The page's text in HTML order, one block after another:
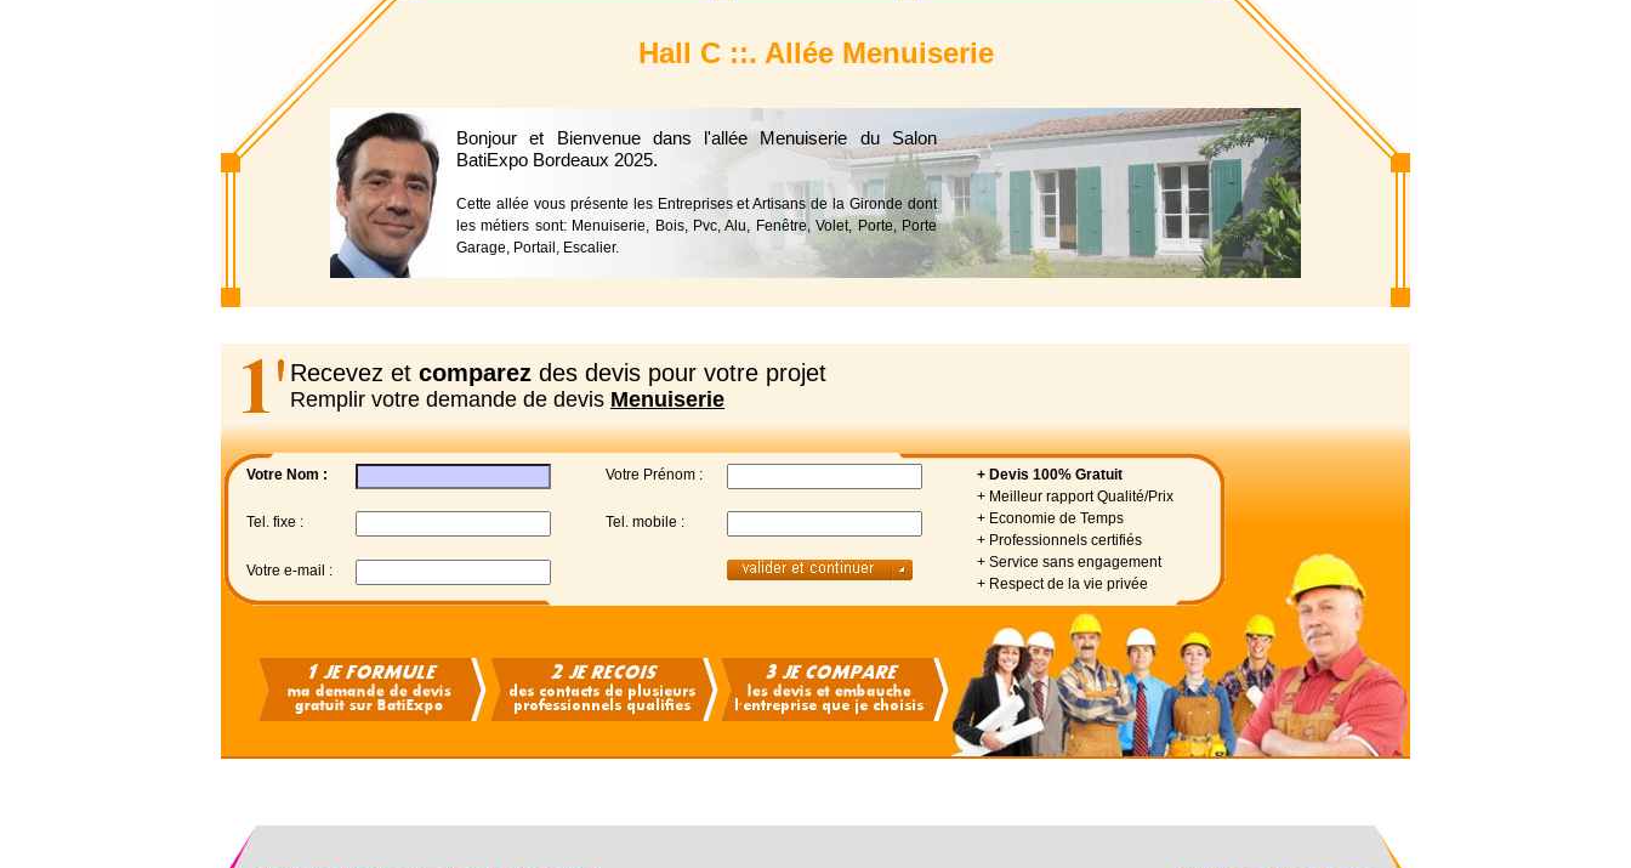
Hall C ::. Allée Menuiserie
Bonjour et Bienvenue dans l'allée Menuiserie du Salon
BatiExpo Bordeaux 2025.
Cette allée vous présente les Entreprises et Artisans de la Gironde dont
les métiers sont: Menuiserie, Bois, Pvc, Alu, Fenêtre, Volet, Porte, Porte
Garage, Portail, Escalier.
Recevez et comparez des devis pour votre projet
Remplir votre demande de devis Menuiserie
Votre Nom : Votre Prénom :
+ Devis 100% Gratuit
+ Meilleur rapport Qualité/Prix
+ Economie de Temps
+ Professionnels certifiés
+ Service sans engagement
+ Respect de la vie privée
Tel. fixe : Tel. mobile :
Votre e-mail :